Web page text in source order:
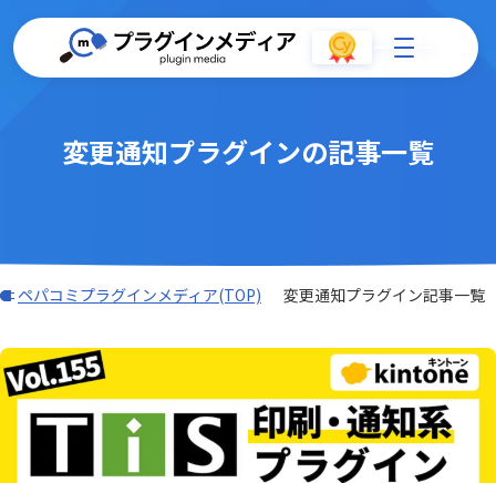
変更通知プラグインの記事一覧
ペパコミプラグインメディア(TOP) 変更通知プラグイン記事一覧